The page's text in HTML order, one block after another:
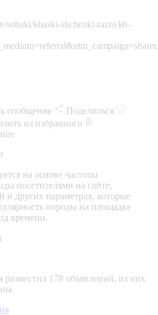
sobaki/khaski-shchenki-raznykh-
сообщение
Поделиться
из избранного
на основе частоты
посетителями на сайте,
и других параметрах, которые
породы на площадке
времени.
разместил 178 объявлений, из них